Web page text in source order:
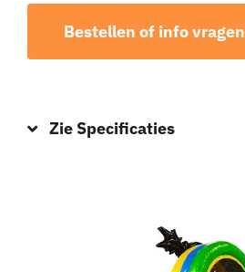
Bestellen of info vragen
Zie Specificaties